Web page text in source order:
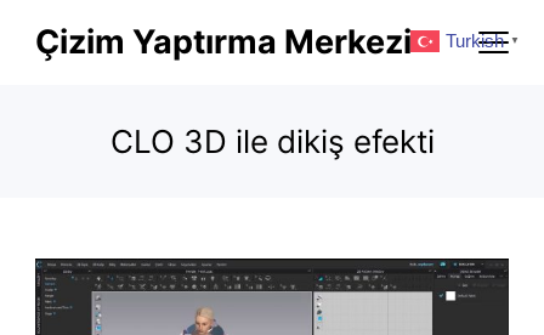
Çizim Yaptırma Merkezi
CLO 3D ile dikiş efekti
Turkish ▼